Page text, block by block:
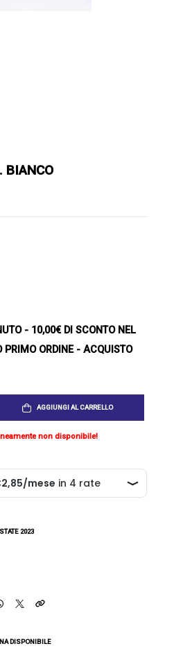
BIANCO
- 10,00€ DI SCONTO NEL
PRIMO ORDINE - ACQUISTO
AGGIUNGI AL CARRELLO
non disponibile!
2023
DISPONIBILE